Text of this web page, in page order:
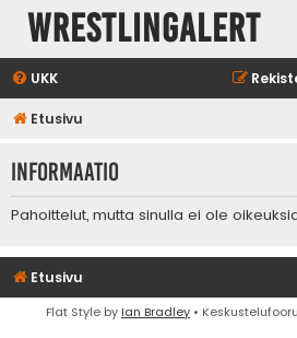
WrestlingAlert
UKK
Etusivu
Informaatio
Pahoittelut, mutta sinulla ei ole
Etusivu
Flat Style by Ian Bradley •